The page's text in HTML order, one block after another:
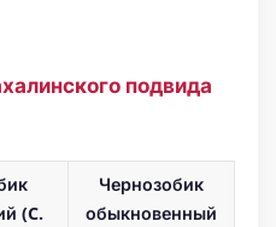
подвида
(C.
Чернозобик
обыкновенный